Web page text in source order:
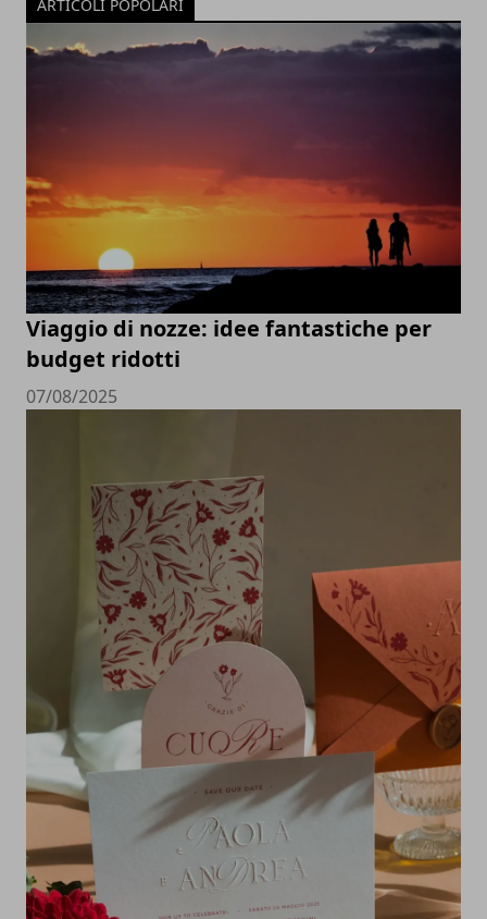
ARTICOLI POPOLARI
Viaggio di nozze: idee fantastiche per
budget ridotti
07/08/2025